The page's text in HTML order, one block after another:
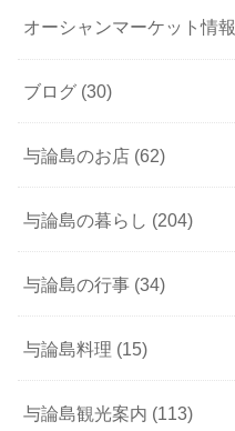
オーシャンマーケット情報
ブログ (30)
与論島のお店 (62)
与論島の暮らし (204)
与論島の行事 (34)
与論島料理 (15)
与論島観光案内 (113)